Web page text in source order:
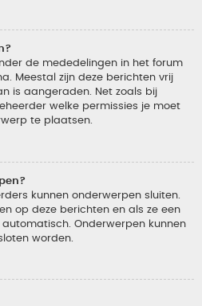
de mededelingen in het forum
Meestal zijn deze berichten vrij
is aangeraden. Net zoals bij
welke permissies je moet
te plaatsen.
kunnen onderwerpen sluiten.
op deze berichten en als ze een
Onderwerpen kunnen
worden.